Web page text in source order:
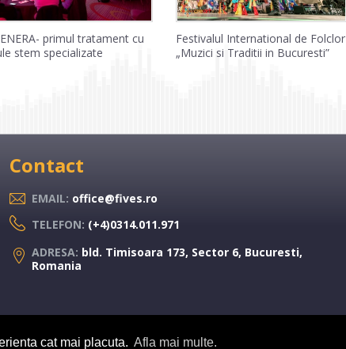
cat mai placuta. Afla mai multe.
primul tratament cu
stem specializate
Festivalul International de Folclor
„Muzici si Traditii in Bucuresti”
Contact
EMAIL: office@fives.ro
TELEFON: (+4)0314.011.971
ADRESA: bld. Timisoara 173, Sector 6, Bucuresti,
Romania